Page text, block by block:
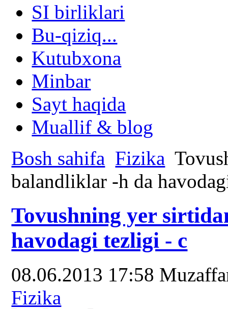
SI birliklari
Bu-qiziq...
Kutubxona
Minbar
Sayt haqida
Muallif & blog
Bosh sahifa Fizika
balandliklar -h da
Tovushning yer
havodagi tezligi - c
08.06.2013 17:58
Fizika